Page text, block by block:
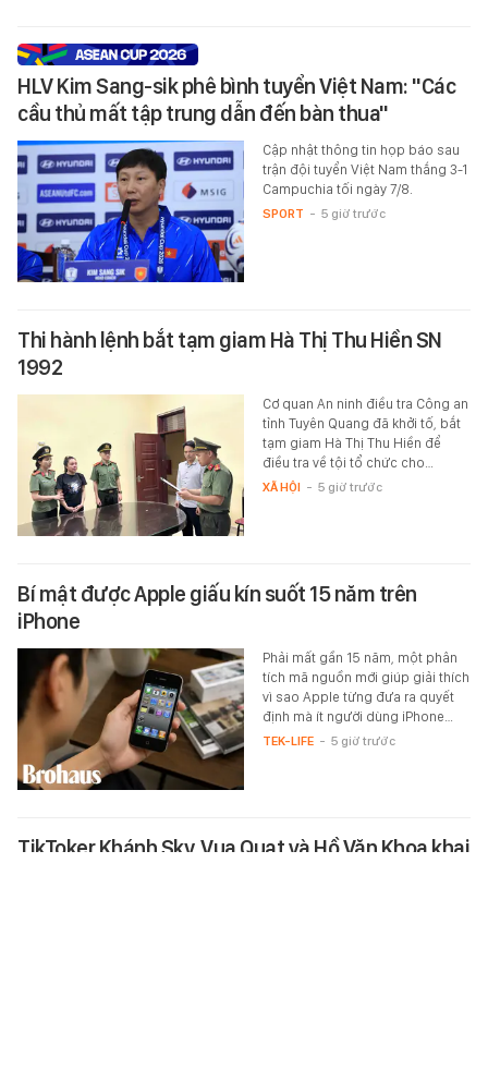
HLV Kim Sang-sik phê bình tuyển Việt Nam: "Các
cầu thủ mất tập trung dẫn đến bàn thua"
Cập nhật thông tin họp báo sau
trận đội tuyển Việt Nam thắng 3-1
Campuchia tối ngày 7/8.
SPORT - 5 giờ trước
Thi hành lệnh bắt tạm giam Hà Thị Thu Hiền SN
1992
Cơ quan An ninh điều tra Công an
tỉnh Tuyên Quang đã khởi tố, bắt
tạm giam Hà Thị Thu Hiền để
điều tra về tội tổ chức cho…
XÃ HỘI - 5 giờ trước
Bí mật được Apple giấu kín suốt 15 năm trên
iPhone
Phải mất gần 15 năm, một phân
tích mã nguồn mới giúp giải thích
vì sao Apple từng đưa ra quyết
định mà ít người dùng iPhone…
TEK-LIFE - 5 giờ trước
TikToker Khánh Sky, Vua Quạt và Hồ Văn Khoa khai